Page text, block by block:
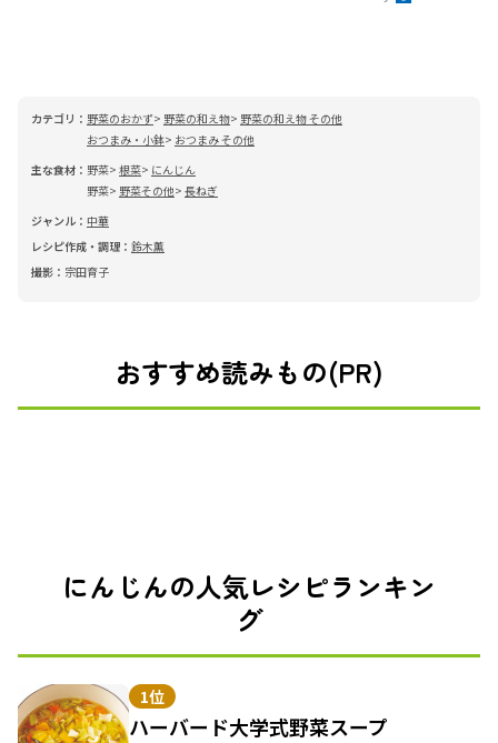
カテゴリ： 野菜のおかず 野菜の和え物
野菜の和え物 その他
おつまみ・小鉢
おつまみ その他
主な食材： 野菜 根菜
にんじん
野菜
野菜その他 長ねぎ
ジャンル： 中華
レシピ作成・調理： 鈴木薫
撮影： 宗田育子
おすすめ読みもの(PR)
にんじんの人気レシピランキン
グ
1位
ハーバード大学式野菜スープ